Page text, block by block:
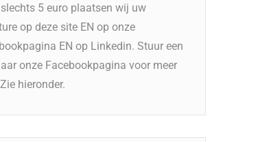
5 euro plaatsen wij uw
op deze site EN op onze
EN op Linkedin. Stuur een
onze Facebookpagina voor meer
hieronder.